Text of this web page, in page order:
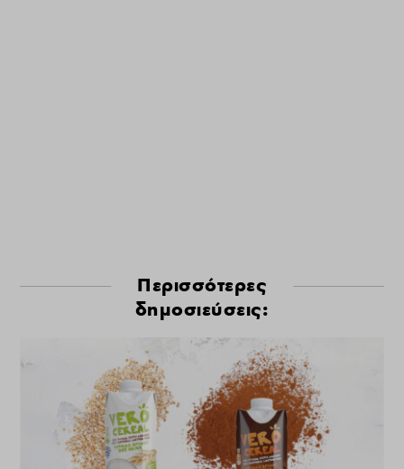
Περισσότερες
δημοσιεύσεις: